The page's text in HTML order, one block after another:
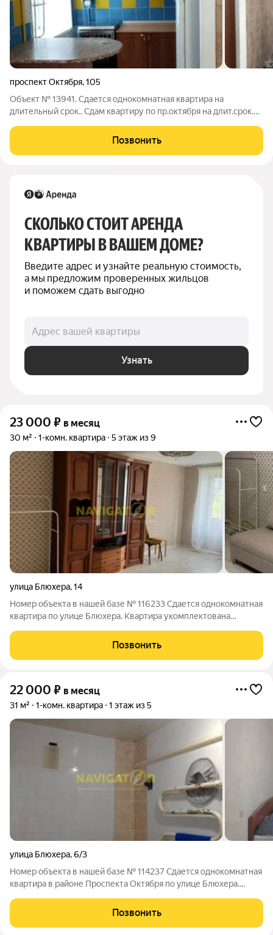
проспект Октября,105
Объект № 13941. Сдается однокомнатная квартира на
длительный срок.. Сдам квартиру по пр.октября на длит.срок.
микроволновка, холодильник, телевизор, мебель, посуда.
Позвонить
СКОЛЬКО СТОИТ АРЕНДА
КВАРТИРЫ В ВАШЕМ ДОМЕ?
Введите адрес и узнайте реальную стоимость,
а мы предложим проверенных жильцов
и поможем сдать выгодно
Адрес вашей квартиры
Узнать
23 000 ₽ в месяц
30 м² 1-комн. квартира 5 этаж из 9
улица Блюхера,14
Номер объекта в нашей базе № 116233 Сдается однокомнатная
квартира по улице Блюхера. Квартира укомплектована
Позвонить
22 000 ₽ в месяц
31 м² 1-комн. квартира 1 этаж из 5
улица Блюхера,6/3
Номер объекта в нашей базе № 114237 Сдается однокомнатная
квартира в районе Проспекта Октября по улице Блюхера.
Позвонить